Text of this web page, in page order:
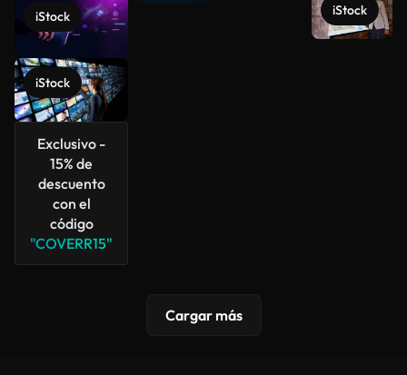
iStock
iStock
Exclusivo -
15% de
descuento
con el
código
"COVERR15"
iStock
Cargar más